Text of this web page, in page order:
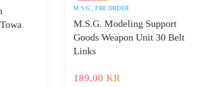
M.S.G.,PRE ORDER
M.S.G. Modeling Support
Goods Weapon Unit 30 Belt
Links
189,00 KR